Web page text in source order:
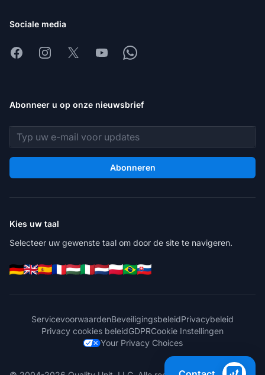
Sociale media
FacebookInstagram
X YoutubeWhatsapp
Abonneer u op onze nieuwsbrief
E-mailadres
Abonneren
Kies uw taal
Selecteer uw gewenste taal om door de site te navigeren.
ServicevoorwaardenBeveiligingsbeleidPrivacybeleid
Privacy cookies beleidGDPRCookie Instellingen
Your Privacy Choices